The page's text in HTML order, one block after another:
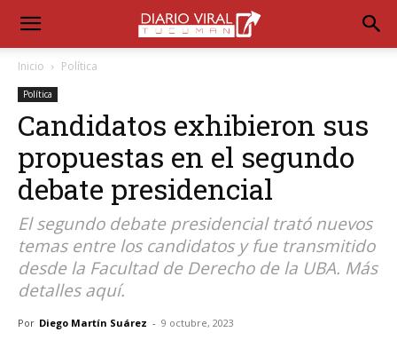
Inicio Política
Política
Candidatos exhibieron sus
propuestas en el segundo
debate presidencial
El segundo debate presidencial trató nuevos
temas entre los candidatos y fue transmitido
desde la Facultad de Derecho de la UBA. Más
detalles aquí.
Por Diego Martín Suárez - 9 octubre, 2023